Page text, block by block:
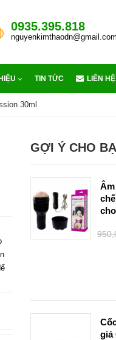
0935.395.818
nguyenkimthaodn@gmail.com
TIN TỨC LIÊN HỆ
30ml
GỢI Ý CHO
giả